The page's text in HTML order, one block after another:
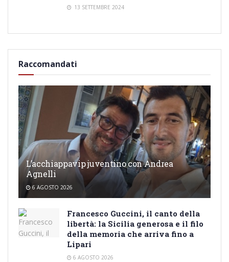
13 SETTEMBRE 2024
Raccomandati
L’acchiappavip juventino con Andrea
Agnelli
6 AGOSTO 2026
Francesco Guccini, il canto della
libertà: la Sicilia generosa e il filo
della memoria che arriva fino a
Lipari
6 AGOSTO 2026